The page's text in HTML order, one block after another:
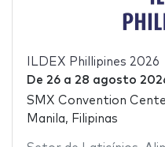
ILDEX Phillipines 2026
De 26a 28 agosto
SMX Convention
Manila, Filipinas